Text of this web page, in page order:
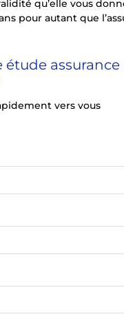
qu’elle vous
pour autant que
assurance
vers vous